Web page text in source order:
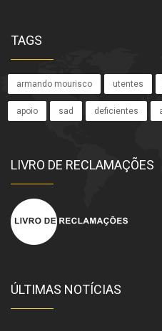
TAGS
armando mourisco utentes
apoio sad deficientes
LIVRO DE RECLAMAÇÕES
ÚLTIMAS NOTÍCIAS